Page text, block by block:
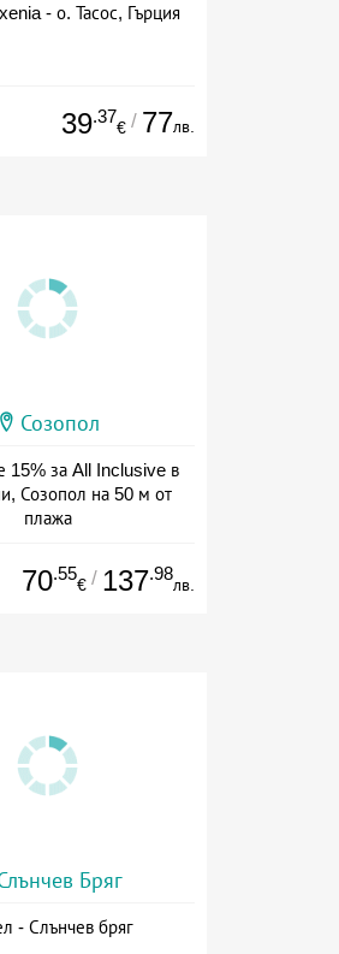
- о. Тасос, Гърция
39.37
€ / 77лв.
Созопол
15% за All Inclusive в
Созопол на 50 м от
плажа
70.55
€ / 137.98
лв.
Бряг
- Слънчев бряг